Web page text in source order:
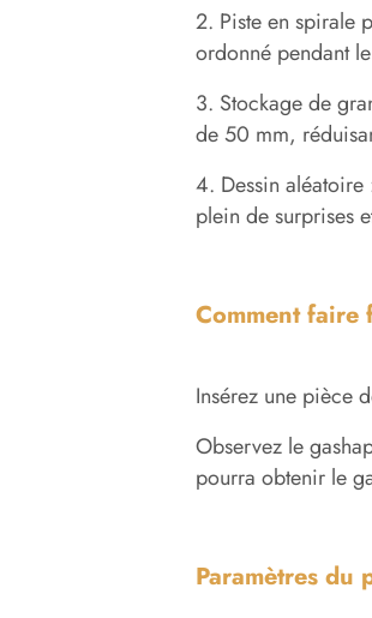
2. Piste en spirale
ordonné pendant
3. Stockage de
de 50 mm,
4. Dessin
plein de surprises
Comment faire
Insérez une pièce
Observez le
pourra obtenir le
Paramètres du